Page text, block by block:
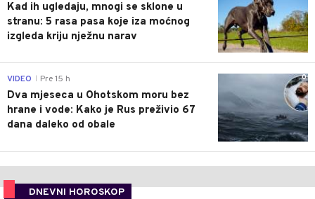
Kad ih ugledaju, mnogi se sklone u
stranu: 5 rasa pasa koje iza moćnog
izgleda kriju nježnu narav
0
VIDEO Pre 15 h
Dva mjeseca u Ohotskom moru bez
hrane i vode: Kako je Rus preživio 67
dana daleko od obale
DNEVNI HOROSKOP